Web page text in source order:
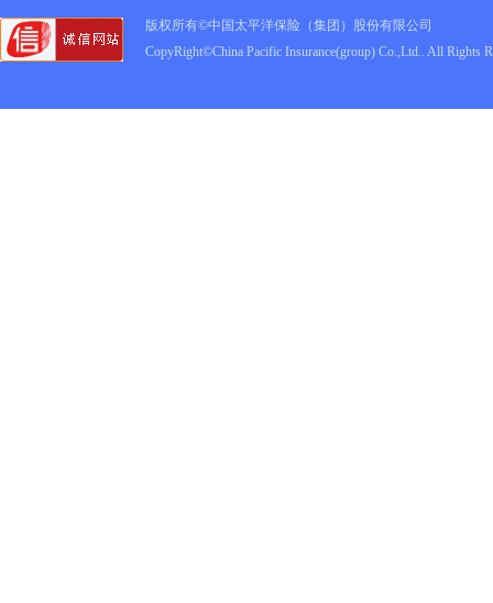
版权所有©中国太平洋保险（集团）股份有限公司
CopyRight©China Pacific Insurance(group) Co.,Ltd.. All Rights